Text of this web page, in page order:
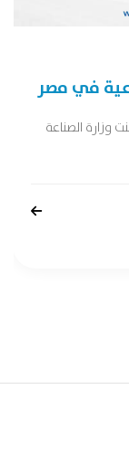
في مصر
وزارة الصناعة